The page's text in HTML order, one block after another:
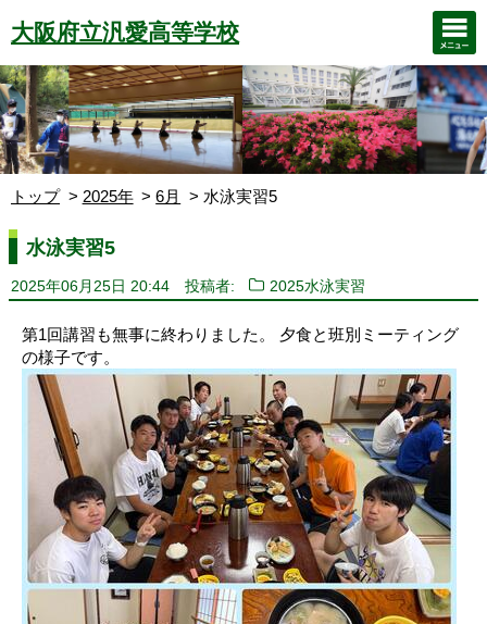
大阪府立汎愛高等学校
トップ 2025年 6月 水泳実習5
水泳実習5
2025年06月25日 20:44 投稿者: 2025水泳実習
第1回講習も無事に終わりました。 夕食と班別ミーティング
の様子です。